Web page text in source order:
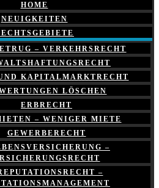
HOME
NEUIGKEITEN
– VERKEHRSRECHT
KAPITALMARKTRECHT
LÖSCHEN
ERBRECHT
– WENIGER MIETE
GEWERBERECHT
–
–